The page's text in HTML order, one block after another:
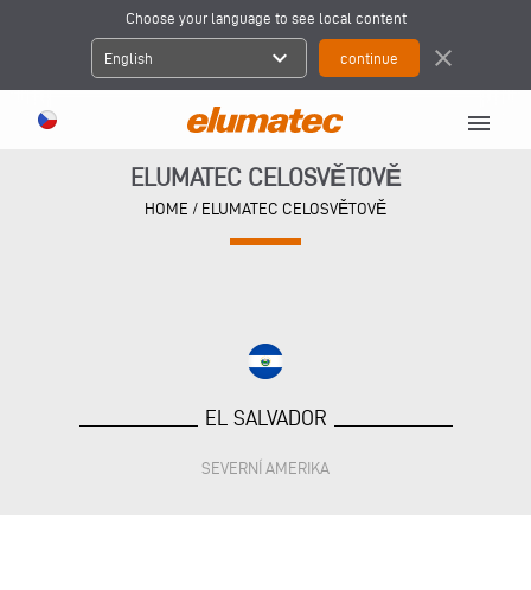
Choose your language to see local content
English expand_more close
menu
ELUMATEC CELOSVĚTOVĚ
HOME / ELUMATEC CELOSVĚTOVĚ
EL SALVADOR
SEVERNÍ AMERIKA